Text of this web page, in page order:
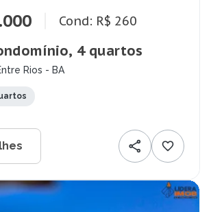
Cond: R$ 260
4 quartos
Rios - BA